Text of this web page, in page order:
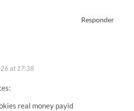
Responder
at 17:38
real money payid